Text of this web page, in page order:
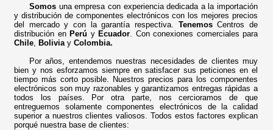
Somos una empresa con experiencia dedicada a la importación
y distribución de componentes electrónicos con los mejores precios
del mercado y con la garantía respectiva. TenemosCentros de
distribución en Perú y Ecuador . Con conexiones comerciales para
Chile Bolivia y Colombia.
Por años, entendemos nuestras necesidades de clientes muy
bien y nos esforzamos siempre en satisfacer sus peticiones en el
tiempo más corto posible. Nuestros precios para los componentes
electrónicos son muy razonables y garantizamos entregas rápidas a
todos los países. Por otra parte, nos cercioramos de que
entreguemos solamente componentes electrónicos de la calidad
superior a nuestros clientes valiosos. Todos estos factores explican
porqué nuestra base de clientes: